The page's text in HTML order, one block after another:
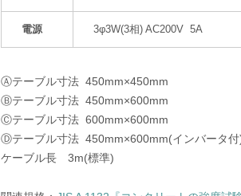
電源 3φ3W(3相) AC200V 5A
Ⓐテーブル寸法 450mm×450mm
Ⓑテーブル寸法 450mm×600mm
Ⓒテーブル寸法 600mm×600mm
Ⓓテーブル寸法 450mm×600mm(インバータ
ケーブル長 3m(標準)